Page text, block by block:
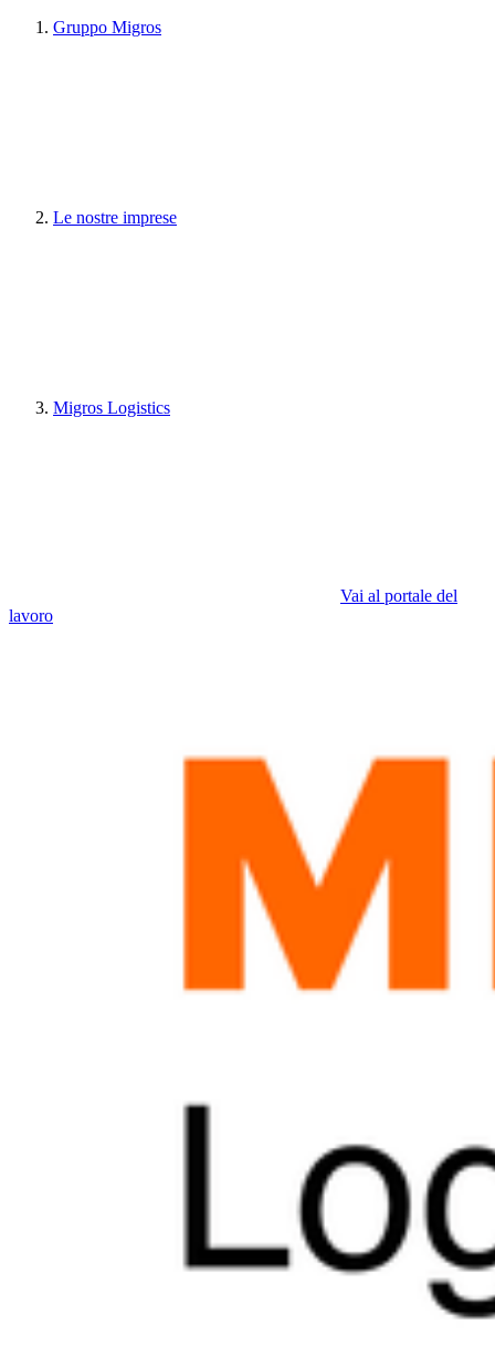
Gruppo Migros
Le nostre imprese
Migros Logistics
Vai al portale del
lavoro